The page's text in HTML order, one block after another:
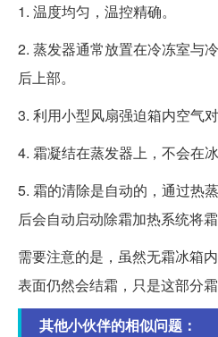
1. 温度均匀，温控精确。
2. 蒸发器通常放置在冷冻室与
后上部。
3. 利用小型风扇强迫箱内空气对
4. 霜凝结在蒸发器上，不会在
5. 霜的清除是自动的，通过热
后会自动启动除霜加热系统将霜
需要注意的是，虽然无霜冰箱
表面仍然会结霜，只是这部分
其他小伙伴的相似问题：